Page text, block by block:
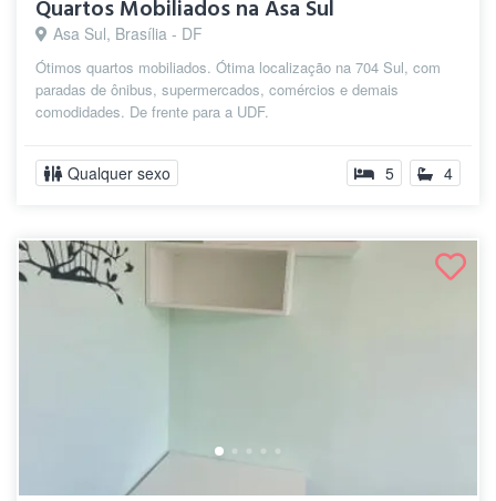
Quartos Mobiliados na Asa Sul
Asa Sul, Brasília - DF
Ótimos quartos mobiliados. Ótima localização na 704 Sul, com
paradas de ônibus, supermercados, comércios e demais
comodidades. De frente para a UDF.
Qualquer sexo 5 4